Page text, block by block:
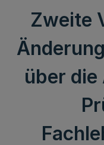
Zweite
über die